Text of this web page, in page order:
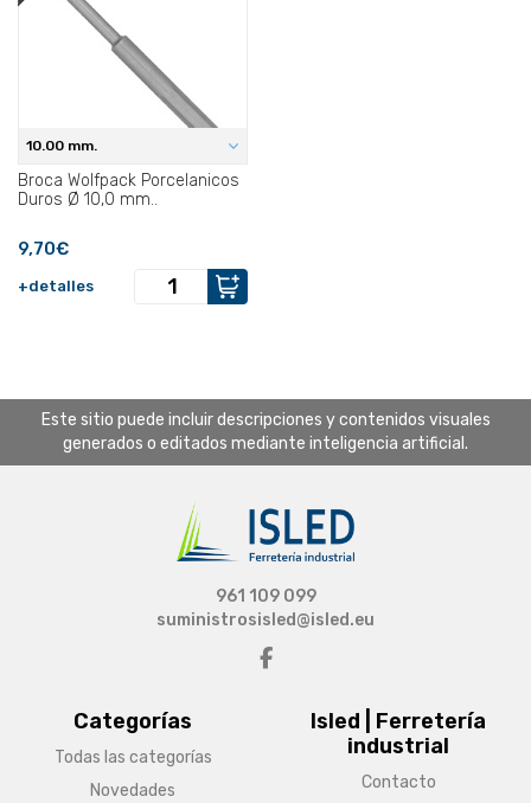
10.00 mm.
Broca Wolfpack Porcelanicos
Duros Ø 10,0 mm..
9,70€
+detalles
Este sitio puede incluir descripciones y contenidos visuales
generados o editados mediante inteligencia artificial.
Categorías
Todas las categorías
Novedades
Isled | Ferretería
industrial
Contacto
961 109 099
suministrosisled@isled.eu